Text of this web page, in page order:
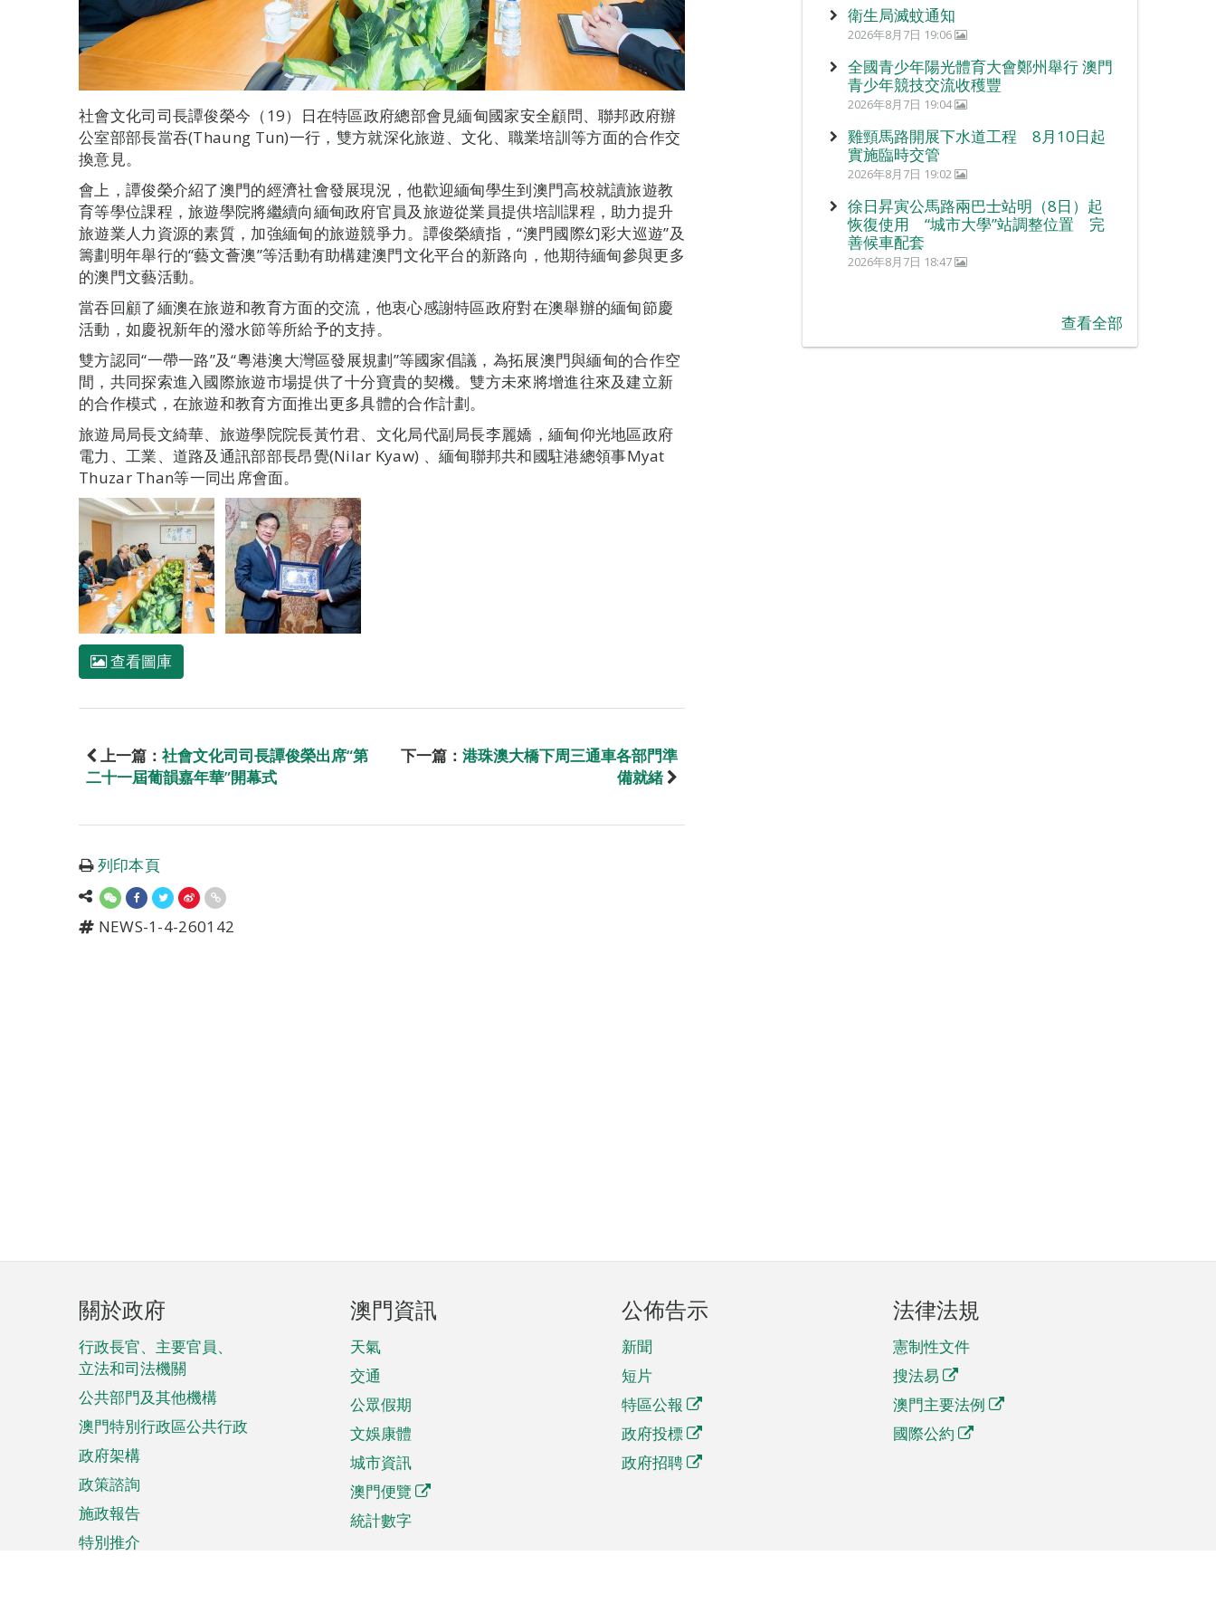
社會文化司司長譚俊榮今（19）日在特區政府總部會見緬甸國家安全顧問、聯邦政府辦
公室部部長當吞(Thaung Tun)一行，雙方就深化旅遊、文化、職業培訓等方面的合作交
換意見。
會上，譚俊榮介紹了澳門的經濟社會發展現況，他歡迎緬甸學生到澳門高校就讀旅遊教
育等學位課程，旅遊學院將繼續向緬甸政府官員及旅遊從業員提供培訓課程，助力提升
旅遊業人力資源的素質，加強緬甸的旅遊競爭力。譚俊榮續指，“澳門國際幻彩大巡遊”及
籌劃明年舉行的“藝文薈澳”等活動有助構建澳門文化平台的新路向，他期待緬甸參與更多
的澳門文藝活動。
當吞回顧了緬澳在旅遊和教育方面的交流，他衷心感謝特區政府對在澳舉辦的緬甸節慶
活動，如慶祝新年的潑水節等所給予的支持。
雙方認同“一帶一路”及“粵港澳大灣區發展規劃”等國家倡議，為拓展澳門與緬甸的合作空
間，共同探索進入國際旅遊市場提供了十分寶貴的契機。雙方未來將增進往來及建立新
的合作模式，在旅遊和教育方面推出更多具體的合作計劃。
旅遊局局長文綺華、旅遊學院院長黃竹君、文化局代副局長李麗嬌，緬甸仰光地區政府
電力、工業、道路及通訊部部長昂覺(Nilar Kyaw) 、緬甸聯邦共和國駐港總領事Myat
Thuzar Than等一同出席會面。
查看圖庫
上一篇： 社會文化司司長譚俊榮出席“第
二十一屆葡韻嘉年華”開幕式
下一篇： 港珠澳大橋下周三通車各部門準
備就緒
列印本頁
NEWS-1-4-260142
衛生局滅蚊通知
2026年8月7日 19:06
全國青少年陽光體育大會鄭州舉行 澳門
青少年競技交流收穫豐
2026年8月7日 19:04
雞頸馬路開展下水道工程 8月10日起
實施臨時交管
2026年8月7日 19:02
徐日昇寅公馬路兩巴士站明（8日）起
恢復使用 “城市大學”站調整位置 完
善候車配套
2026年8月7日 18:47
查看全部
頁
腳
菜
單
關於政府
行政長官、主要官員、
立法和司法機關
公共部門及其他機構
澳門特別行政區公共行政
政府架構
政策諮詢
施政報告
特別推介
澳門資訊
天氣
交通
公眾假期
文娛康體
城市資訊
澳門便覽
統計數字
公佈告示
新聞
短片
特區公報
政府投標
政府招聘
法律法規
憲制性文件
搜法易
澳門主要法例
國際公約